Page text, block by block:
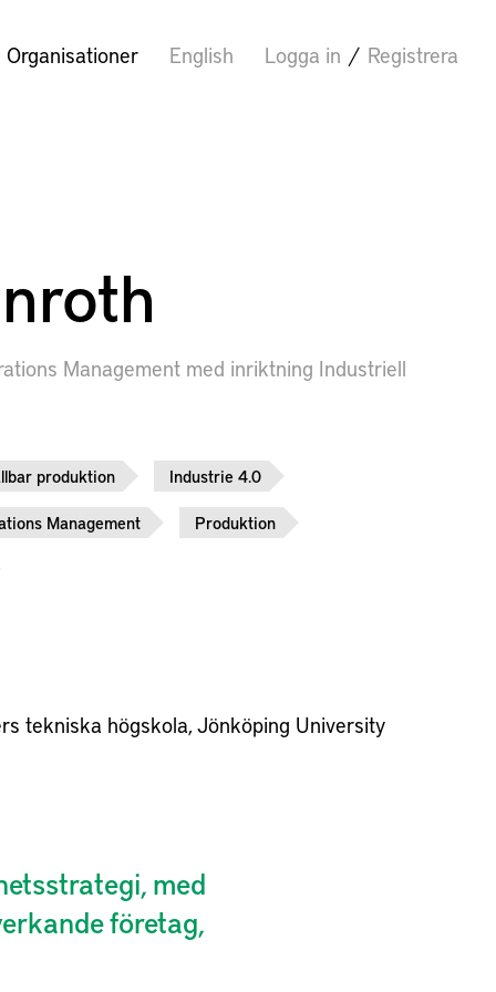
Organisationer English Logga in / Registrera
Management med inriktning Industriell
produktion Industrie 4.0
Management Produktion
tekniska högskola Jönköping University
med
företag,